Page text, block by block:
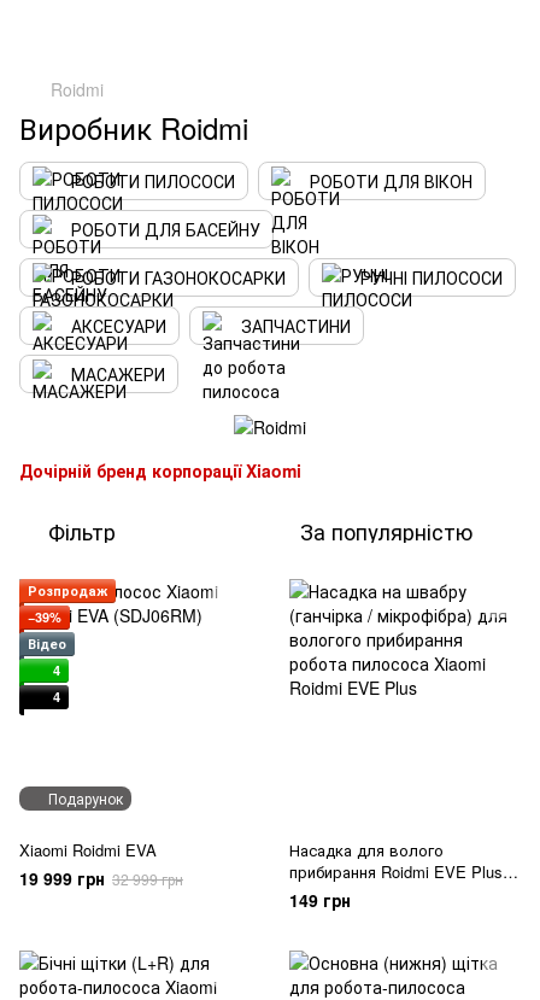
Roidmi
Виробник Roidmi
РОБОТИ ПИЛОСОСИ
РОБОТИ ДЛЯ ВІКОН
РОБОТИ ДЛЯ БАСЕЙНУ
РОБОТИ ГАЗОНОКОСАРКИ
РУЧНІ ПИЛОСОСИ
АКСЕСУАРИ
ЗАПЧАСТИНИ
МАСАЖЕРИ
Дочірній бренд корпорації Xiaomi
Фільтр За популярністю
Подарунок
Розпродаж
−39%
Відео
4
4
Xiaomi Roidmi EVA
19 999 грн 32 999 грн
Насадка для волого
прибирання Roidmi EVE Plus (1
шт)
149 грн